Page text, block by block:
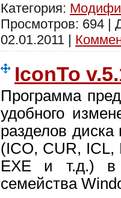
Категория:
Просмотров: 694 |
02.01.2011
IconTo
Программа
удобного
разделов
(ICO, CUR, ICL,
EXE и т.д.) в
семейства